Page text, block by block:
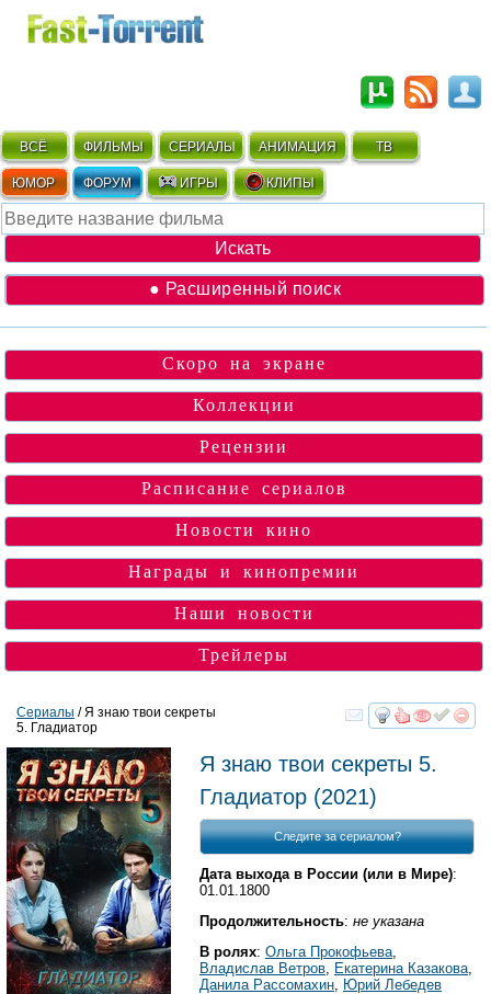
ВСЁ ФИЛЬМЫ СЕРИАЛЫ АНИМАЦИЯ ТВ
ЮМОР ФОРУМ ИГРЫ КЛИПЫ
● Расширенный поиск
Скоро на экране
Коллекции
Рецензии
Расписание сериалов
Новости кино
Награды и кинопремии
Наши новости
Трейлеры
смотреть
Сериалы / Я знаю твои секреты
5. Гладиатор
Я знаю твои секреты 5.
Гладиатор (2021)
Следите за сериалом?
Дата выхода в России (или в Мире):
01.01.1800
Продолжительность: не указана
В ролях: Ольга Прокофьева
Владислав Ветров Екатерина Казакова
Данила Рассомахин Юрий Лебедев